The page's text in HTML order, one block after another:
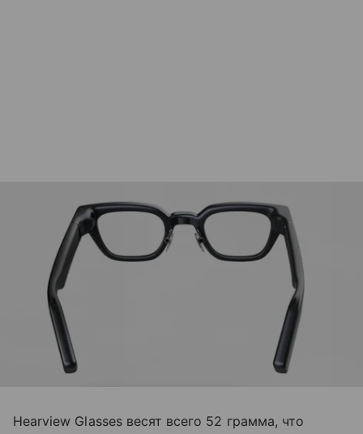
Hearview Glasses весят всего 52 грамма, что